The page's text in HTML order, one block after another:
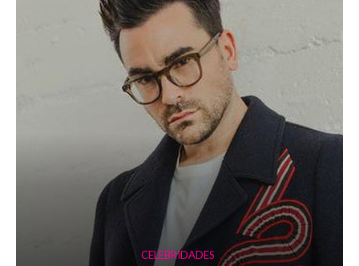
CELEBRIDADES